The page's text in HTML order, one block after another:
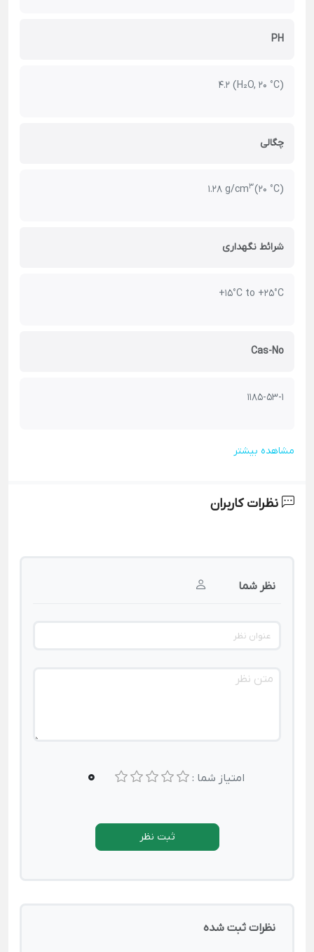
PH
4.2 (H₂O, 20 °C)
چگالی
1.28 g/cm3(20 °C)
شرائط نگهداری
+15°C to +25°C
Cas-No
1185-53-1
مشاهده بیشتر
نظرات کاربران
نظر شما
امتیاز شما : 0
ثبت نظر
نظرات ثبت شده